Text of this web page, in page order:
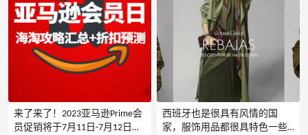
来了来了！2023亚马逊Prime会
员促销将于7月11日-7月12日全
西班牙也是很具有风情的国
家，服饰用品都很具特色一些